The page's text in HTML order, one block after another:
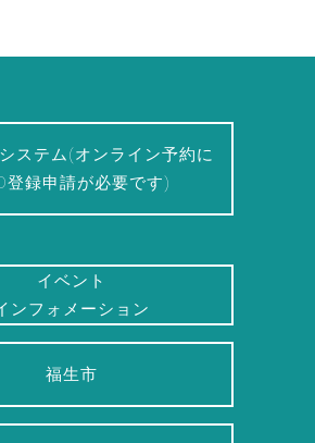
ステム(オンライン予約に
登録申請が必要です)
イベント
ンフォメーション
福生市